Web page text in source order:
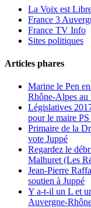
La Voix est
France 3
France TV Info
Sites politiques
Articles phares
Marine le Pen
Rhône-Alpes au
Législatives
pour le maire
Primaire de la
vote Juppé
Regardez le
Malhuret (Les
Jean-Pierre
soutien à Juppé
Y a-t-il un L et
Auvergne-